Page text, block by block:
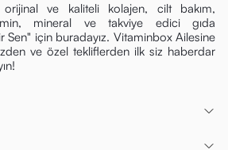
ve kaliteli kolajen, cilt bakım,
mineral ve takviye edici gıda
Sen" için buradayız. Vitaminbox Ailesine
ve özel tekliflerden ilk siz haberdar